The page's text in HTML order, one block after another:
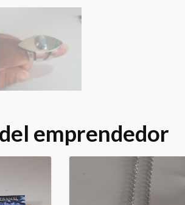
emprendedor